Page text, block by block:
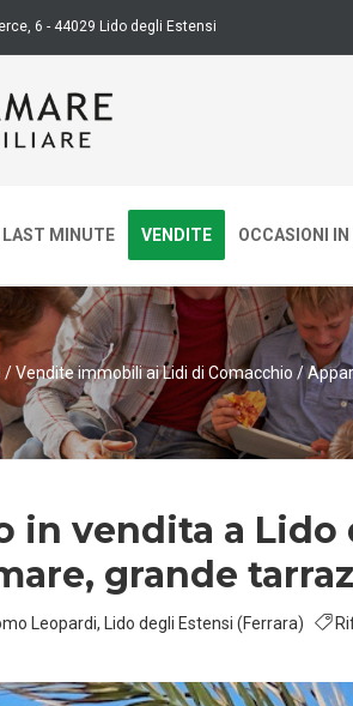
6 - 44029 Lido degli Estensi
LAST MINUTE VENDITE OCCASIONI
/ Vendite immobili ai Lidi di Comacchio /
in vendita a Lido
grande
Leopardi, Lido degli Estensi (Ferrara)